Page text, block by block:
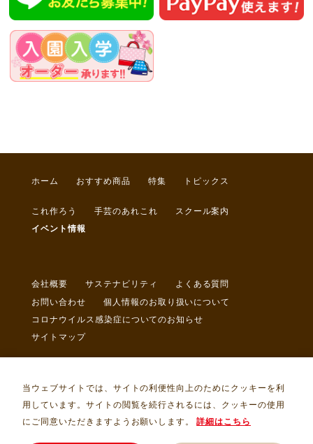
当ウェブサイトでは、サイトの利便性向上のためにクッキーを利
用しています。サイトの閲覧を続行されるには、クッキーの使用
にご同意いただきますようお願いします。
詳細はこちら
ホーム おすすめ商品 特集 トピックス
これ作ろう 手芸のあれこれ
スクール案内
イベント情報
会社概要 サステナビリティ
よくある質問
お問い合わせ
個人情報のお取り扱いについて
コロナウイルス感染症についてのお知らせ
サイトマップ